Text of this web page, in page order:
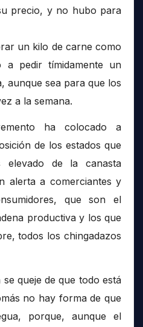
precio, y no hubo para
un kilo de carne como
a pedir tímidamente un
aunque sea para que los
a la semana.
ha colocado a
de los estados que
elevado de la canasta
alerta a comerciantes y
que son el
productiva y los que
todos los chingadazos
queje de que todo está
no hay forma de que
porque, aunque el